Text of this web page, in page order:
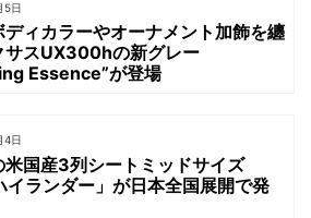
5日
ディカラーやオーナメント加飾を纏
サスUX300hの新グレー
Essence”が登場
4日
米国産3列シートミッドサイズ
イランダー」が日本全国展開で発